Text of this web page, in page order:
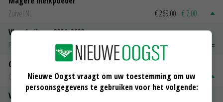
Zuivel NL
€ 269,00 € 7,00
Vleeskuikens 2001-2600 gr
Barneveld
€ 1,09
Gerst
Groningen
€ 197,00 € 2,00
Volle melkpoeder
Nieuwe Oogst vraagt om uw toestemming om uw
persoonsgegevens te gebruiken voor het volgende: